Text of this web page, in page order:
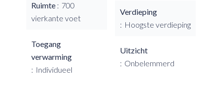
Ruimte
700
vierkante voet
Toegang
verwarming
Individueel
Verdieping
Hoogste verdieping
Uitzicht
Onbelemmerd